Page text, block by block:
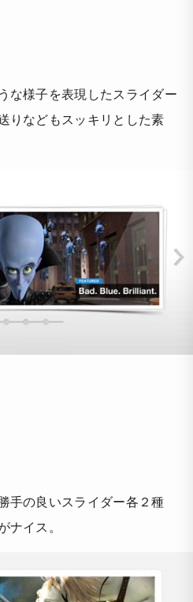
な様子を表現したスライダー
りなどもスッキリとした素
手の良いスライダー各２種
イス。